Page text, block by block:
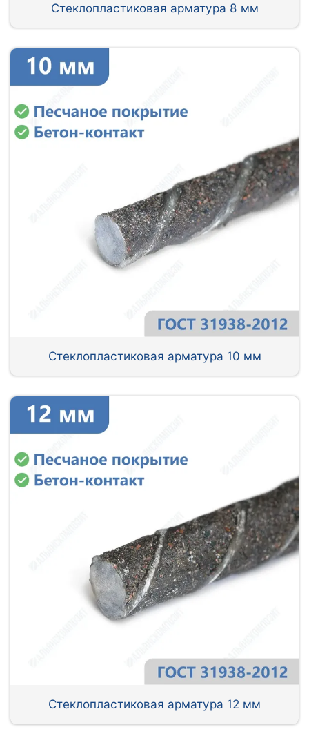
Стеклопластиковая арматура 8 мм
Стеклопластиковая арматура 10 мм
Стеклопластиковая арматура 12 мм